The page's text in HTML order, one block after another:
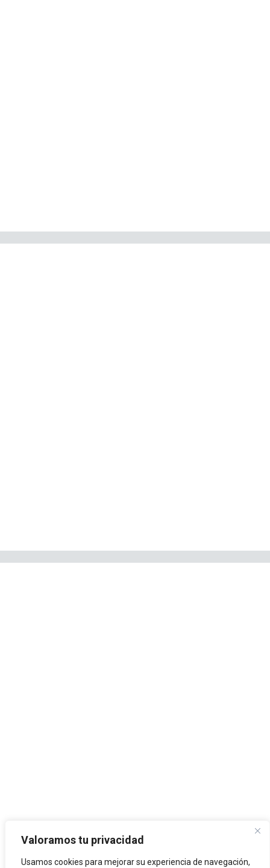
Valoramos tu privacidad
Usamos cookies para mejorar su experiencia de navegación,